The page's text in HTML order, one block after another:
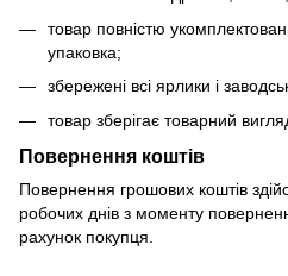
товар повністю
упаковка;
збережені всі ярлики і
товар зберігає товарний
Повернення коштів
Повернення грошових коштів
робочих днів з моменту
рахунок покупця.